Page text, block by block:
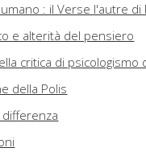
: il Verse l'autre
e alterità del pensiero
critica di psicologismo
della Polis